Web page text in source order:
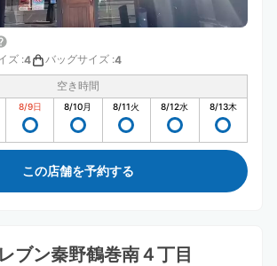
ズ :4 バッグサイズ :4
空き時間
8/9日 8/10月 8/11火 8/12水 8/13木
この店舗を予約する
ブン秦野鶴巻南４丁目